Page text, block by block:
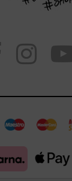
Visit
page